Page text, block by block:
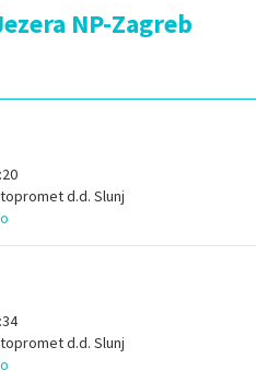
NP-Zagreb
d.d. Slunj
d.d. Slunj